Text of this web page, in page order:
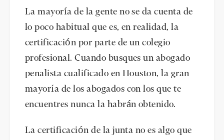
La mayoría de la gente no se da cuenta de
lo poco habitual que es, en realidad, la
certificación por parte de un colegio
profesional. Cuando busques un abogado
penalista cualificado en Houston, la gran
mayoría de los abogados con los que te
encuentres nunca la habrán obtenido.
La certificación de la junta no es algo que